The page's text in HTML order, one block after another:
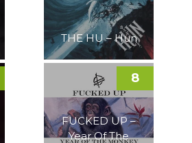
THE HU – Hun
FUCKED UP –
Year Of The
8